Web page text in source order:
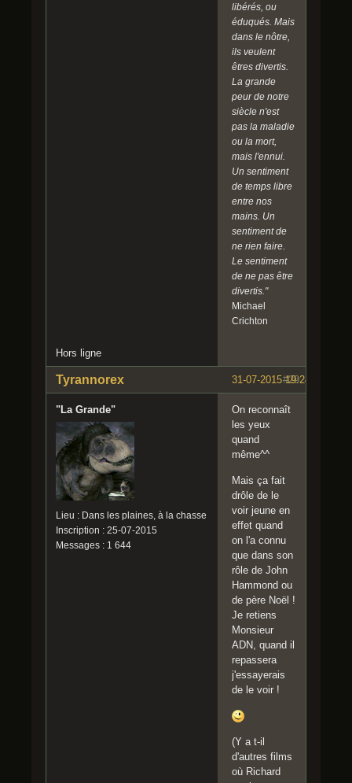
libérés, ou
éduqués. Mais
dans le nôtre,
ils veulent
êtres divertis.
La grande
peur de notre
siècle n'est
pas la maladie
ou la mort,
mais l'ennui.
Un sentiment
de temps libre
entre nos
mains. Un
sentiment de
ne rien faire.
Le sentiment
de ne pas être
divertis."
Michael
Crichton
Hors ligne
#29
31-07-2015 19:24:45
Tyrannorex
"La Grande"
Lieu : Dans les plaines, à la chasse
Inscription : 25-07-2015
Messages : 1 644
On reconnaît
les yeux
quand
même^^
Mais ça fait
drôle de le
voir jeune en
effet quand
on l'a connu
que dans son
rôle de John
Hammond ou
de père Noël !
Je retiens
Monsieur
ADN, quand il
repassera
j'essayerais
de le voir !
(Y a t-il
d'autres films
où Richard